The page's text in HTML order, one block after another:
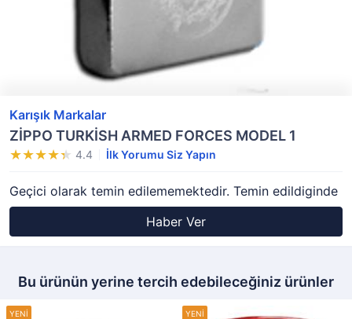
Karışık Markalar
ZİPPO TURKİSH ARMED FORCES MODEL 1
4.4 İlk Yorumu Siz Yapın
Geçici olarak temin edilememektedir. Temin edildiginde
Haber Ver
Bu ürünün yerine tercih edebileceğiniz ürünler